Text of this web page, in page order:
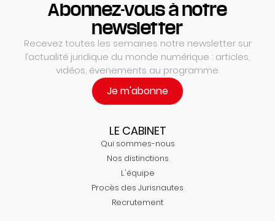
Abonnez-vous à notre
newsletter
Recevez toutes les semaines notre newsletter sur
l’actualité juridique du monde numérique : articles,
vidéos, évenements au programme.
Je m'abonne
LE CABINET
Qui sommes-nous
Nos distinctions
L'équipe
Procès des Jurisnautes
Recrutement